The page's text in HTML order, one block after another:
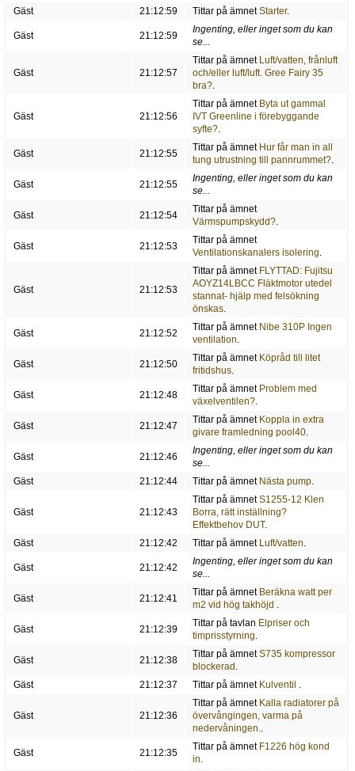
Gäst
21:12:59 Tittar på ämnetStarter.
Gäst 21:12:59
Ingenting, eller inget som du kan
se...
Gäst 21:12:57
Tittar på ämnet Luft/vatten, frånluft
och/eller luft/luft. Gree Fairy 35
bra?.
Gäst 21:12:56
Tittar på ämnet Byta ut gammal
IVT Greenline i förebyggande
syfte?.
Gäst 21:12:55
Tittar på ämnet Hur får man in all
tung utrustning till pannrummet?.
Gäst 21:12:55
Ingenting, eller inget som du kan
se...
Gäst 21:12:54
Tittar på ämnet
Värmspumpskydd?.
Gäst 21:12:53
Tittar på ämnet
Ventilationskanalers isolering.
Gäst 21:12:53
Tittar på ämnet FLYTTAD: Fujitsu
AOYZ14LBCC Fläktmotor utedel
stannat- hjälp med felsökning
önskas.
Gäst 21:12:52
Tittar på ämnet Nibe 310P Ingen
ventilation.
Gäst 21:12:50
Tittar på ämnet Köpråd till litet
fritidshus.
Gäst 21:12:48
Tittar på ämnet Problem med
växelventilen?.
Gäst 21:12:47
Tittar på ämnet Koppla in extra
givare framledning pool40.
Gäst 21:12:46
Ingenting, eller inget som du kan
se...
Gäst
21:12:44 Tittar på ämnet Nästa pump.
Gäst 21:12:43
Tittar på ämnetS1255-12 Klen
Borra, rätt inställning?
Effektbehov DUT.
Gäst
21:12:42 Tittar på ämnet Luft/vatten.
Gäst 21:12:42
Ingenting, eller inget som du kan
se...
Gäst 21:12:41
Tittar på ämnet Beräkna watt per
m2 vid hög takhöjd .
Gäst 21:12:39
Tittar på tavlan Elpriser och
timprisstyrning.
Gäst 21:12:38
Tittar på ämnetS735 kompressor
blockerad .
Gäst
21:12:37 Tittar på ämnet Kulventil .
Gäst 21:12:36
Tittar på ämnet Kalla radiatorer på
övervångingen, varma på
nedervåningen..
Gäst 21:12:35
Tittar på ämnet F1226 hög kond
in.